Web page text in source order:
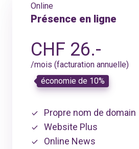
Online
Présence en ligne
CHF 26.-
/mois (facturation annuelle)
économie de 10%
Propre nom de domain
Website Plus
Online News